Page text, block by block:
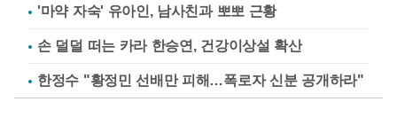
'마약 자숙' 유아인, 남사친과 뽀뽀 근황
손 덜덜 떠는 카라 한승연, 건강이상설 확산
한정수 "황정민 선배만 피해…폭로자 신분 공개하라"